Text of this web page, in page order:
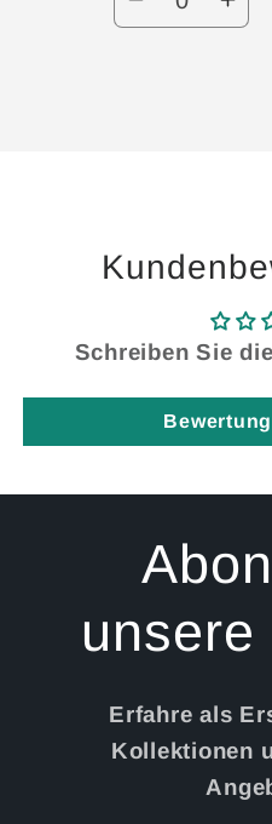
Verringere
Schreiben Sie
unsere
Erfahre als
Kollektionen